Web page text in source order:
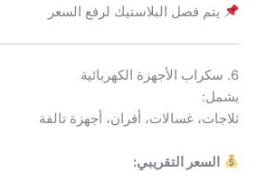
يتم فصل البلاستيك لرفع السعر
6. سكراب الأجهزة الكهربائية
يشمل:
ثلاجات، غسالات، أفران، أجهزة تالفة
السعر التقريبي: